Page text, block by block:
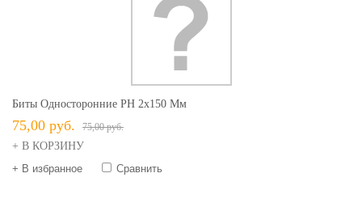
Биты Односторонние PH 2х150 Мм
75,00 руб. 75,00 руб.
+ В КОРЗИНУ
+ В избранное
Сравнить